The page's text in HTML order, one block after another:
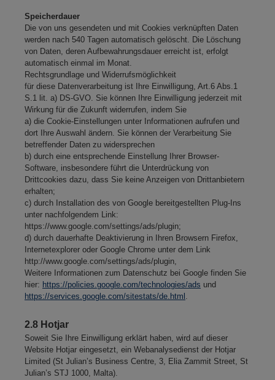
Speicherdauer
Die von uns gesendeten und mit Cookies verknüpften Daten
werden nach 540 Tagen automatisch gelöscht. Die Löschung
von Daten, deren Aufbewahrungsdauer erreicht ist, erfolgt
automatisch einmal im Monat.
Rechtsgrundlage und Widerrufsmöglichkeit
für diese Datenverarbeitung ist Ihre Einwilligung, Art.6 Abs.1
S.1 lit. a) DS-GVO. Sie können Ihre Einwilligung jederzeit mit
Wirkung für die Zukunft widerrufen, indem Sie
a) die Cookie-Einstellungen unter Informationen aufrufen und
dort Ihre Auswahl ändern. Sie können der Verarbeitung Sie
betreffender Daten zu widersprechen
b) durch eine entsprechende Einstellung Ihrer Browser-
Software, insbesondere führt die Unterdrückung von
Drittcookies dazu, dass Sie keine Anzeigen von Drittanbietern
erhalten;
c) durch Installation des von Google bereitgestellten Plug-Ins
unter nachfolgendem Link:
https://www.google.com/settings/ads/plugin;
d) durch dauerhafte Deaktivierung in Ihren Browsern Firefox,
Internetexplorer oder Google Chrome unter dem Link
http://www.google.com/settings/ads/plugin,
Weitere Informationen zum Datenschutz bei Google finden Sie
hier: https://policies.google.com/technologies/ads und
https://services.google.com/sitestats/de.html
2.8 Hotjar
Soweit Sie Ihre Einwilligung erklärt haben, wird auf dieser
Website Hotjar eingesetzt, ein Webanalysedienst der Hotjar
Limited (St Julian’s Business Centre, 3, Elia Zammit Street, St
Julian’s STJ 1000, Malta).